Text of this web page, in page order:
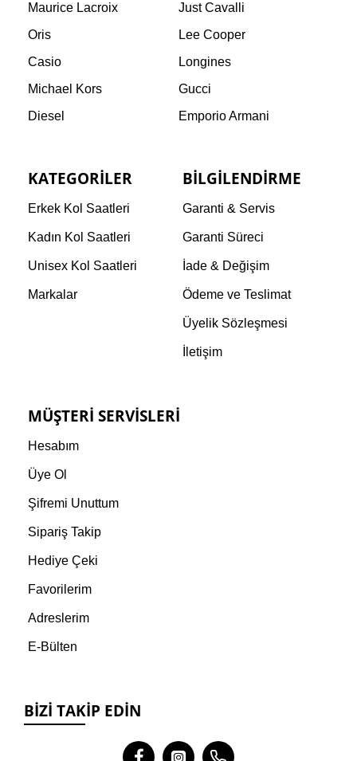
Maurice Lacroix
Just Cavalli
Oris
Lee Cooper
Casio
Longines
Michael Kors
Gucci
Diesel
Emporio Armani
KATEGORILER
Erkek Kol Saatleri
Kadın Kol Saatleri
Unisex Kol Saatleri
Markalar
BILGILENDIRME
Garanti & Servis
Garanti Süreci
İade & Değişim
Ödeme ve Teslimat
Üyelik Sözleşmesi
İletişim
MÜŞTERI SERVISLERI
Hesabım
Üye Ol
Şifremi Unuttum
Sipariş Takip
Hediye Çeki
Favorilerim
Adreslerim
E-Bülten
BIZI TAKIP EDIN